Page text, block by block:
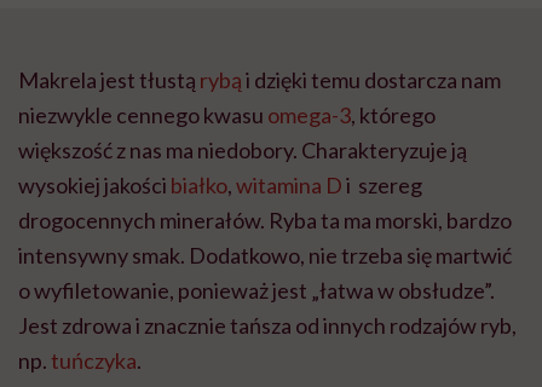
Makrela jest tłustą rybąi dzięki temu dostarcza nam
niezwykle cennego kwasu omega-3, którego
większość z nas ma niedobory. Charakteryzuje ją
wysokiej jakości białko,witamina Di szereg
drogocennych minerałów. Ryba ta ma morski, bardzo
intensywny smak. Dodatkowo, nie trzeba się martwić
o wyfiletowanie, ponieważ jest „łatwa w obsłudze”.
Jest zdrowa i znacznie tańsza od innych rodzajów ryb,
np.tuńczyka.